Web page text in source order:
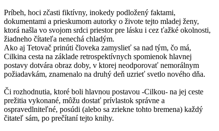
Príbeh, hoci zčasti fiktívny, inokedy podložený faktami,
dokumentami a prieskumom autorky o živote tejto mladej ženy,
ktorá našla vo svojom srdci priestor pre lásku i cez ťažké okolnosti,
žiadneho čítateľa nenechá chladým.
Ako aj Tetovač prinúti človeka zamyslieť sa nad tým, čo má,
Cilkina cesta na základe retrospektívnych spomienok hlavnej
postavy dotvára obraz doby, v ktorej neodporovať nemorálnym
požiadavkám, znamenalo na druhý deň uzrieť svetlo nového dňa.
Či rozhodnutia, ktoré boli hlavnou postavou -Cilkou- na jej ceste
prežitia vykonané, môžu dostať prívlastok správne a
ospravedlniteľné, posúdi (alebo sa zriekne tohto bremena) každý
čitateľ sám, po prečítaní tejto knihy.